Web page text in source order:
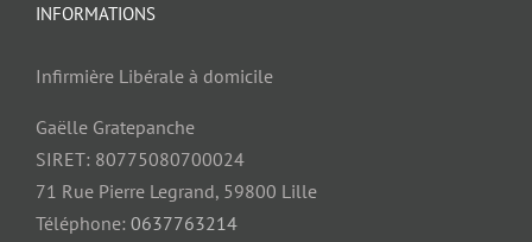
INFORMATIONS
Infirmière Libérale à domicile
Gaëlle Gratepanche
SIRET: 80775080700024
71 Rue Pierre Legrand, 59800 Lille
Téléphone: 0637763214